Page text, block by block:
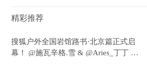
精彩推荐
搜狐户外全国岩馆路书·北京篇正式启
幕！ @施瓦辛格.雪 & @Aries_丁丁 带